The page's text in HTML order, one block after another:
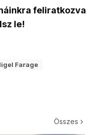
feliratkozva
le!
Farage
Összes